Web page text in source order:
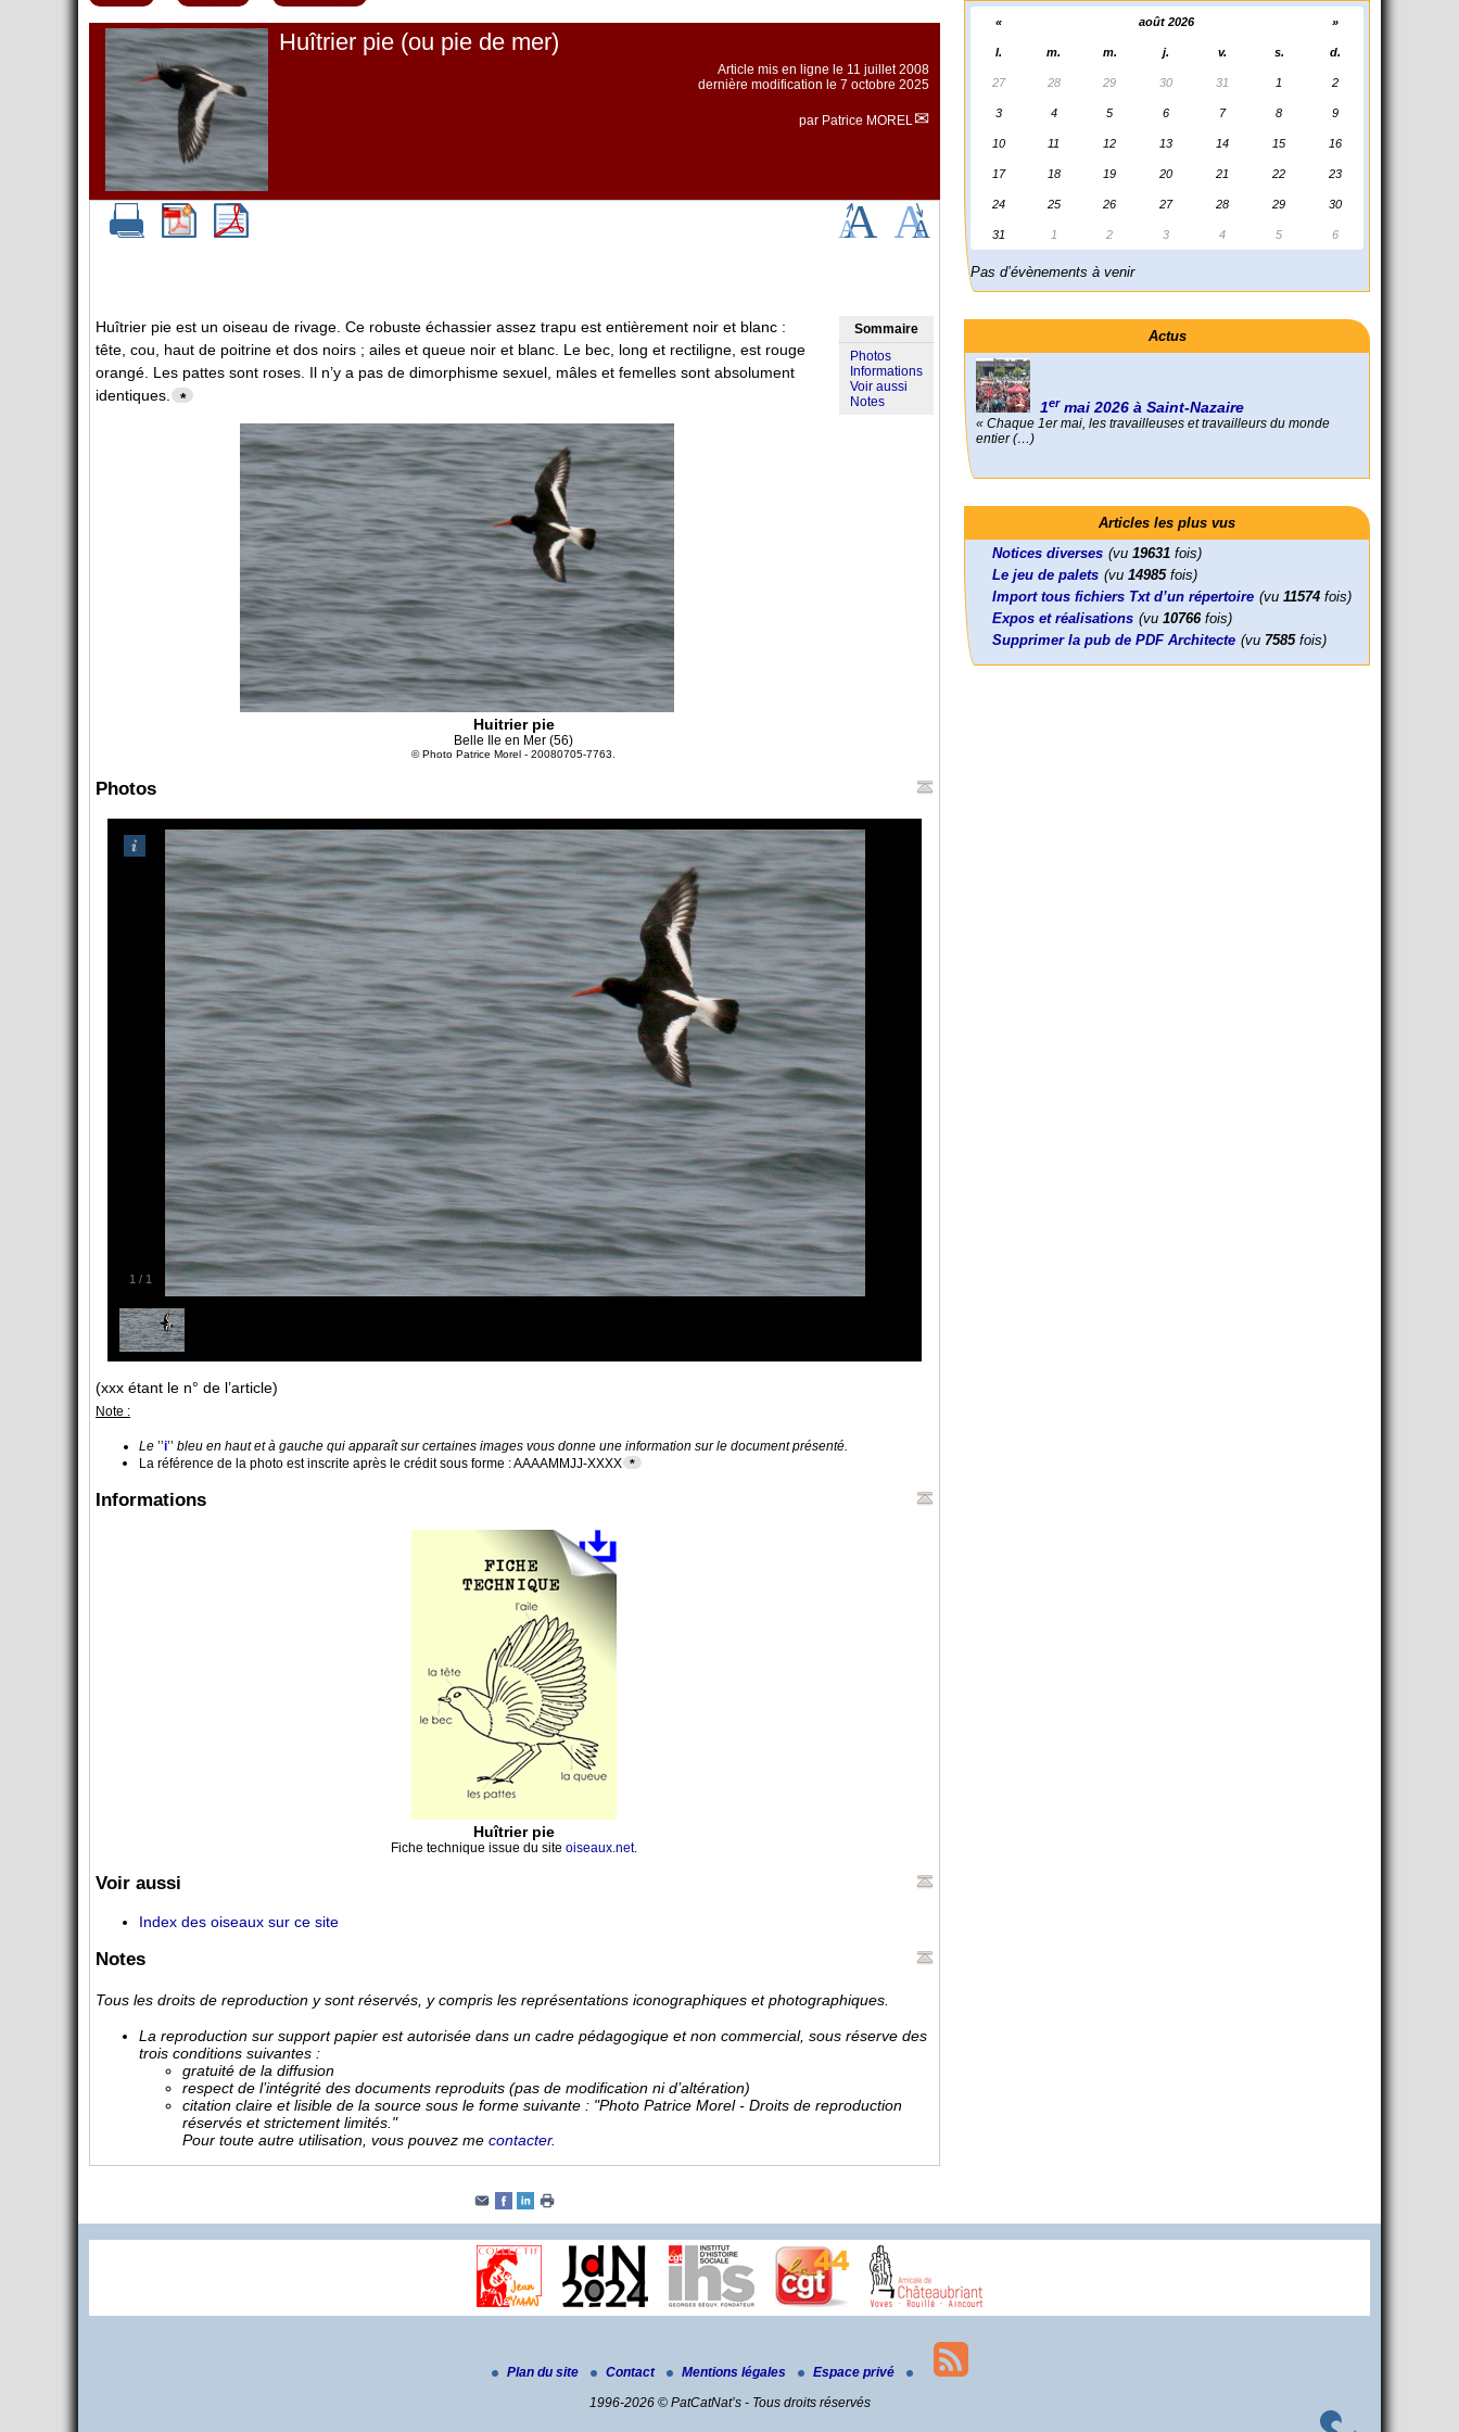
Huîtrier pie (ou pie de mer)
Article mis en ligne le 11 juillet 2008
dernière modification le 7 octobre 2025
par Patrice MOREL
Sommaire
Photos
Informations
Voir aussi
Notes
Huîtrier pie est un oiseau de rivage. Ce robuste échassier assez trapu est entièrement noir et blanc :
tête, cou, haut de poitrine et dos noirs ; ailes et queue noir et blanc. Le bec, long et rectiligne, est rouge
orangé. Les pattes sont roses. Il n’y a pas de dimorphisme sexuel, mâles et femelles sont absolument
identiques.
*
Huitrier pie
Belle Ile en Mer (56)
© Photo Patrice Morel - 20080705-7763.
Photos
1 / 1
(xxx étant le n° de l’article)
Note :
Le ’’i’’ bleu en haut et à gauche qui apparaît sur certaines images vous donne une information sur le document présenté.
La référence de la photo est inscrite après le crédit sous forme : AAAAMMJJ-XXXX *
Informations
Huîtrier pie
Fiche technique issue du site oiseaux.net.
Voir aussi
Index des oiseaux sur ce site
Notes
Tous les droits de reproduction y sont réservés, y compris les représentations iconographiques et photographiques.
La reproduction sur support papier est autorisée dans un cadre pédagogique et non commercial, sous réserve des
trois conditions suivantes :
gratuité de la diffusion
respect de l’intégrité des documents reproduits (pas de modification ni d’altération)
citation claire et lisible de la source sous le forme suivante : "Photo Patrice Morel - Droits de reproduction
réservés et strictement limités."
Pour toute autre utilisation, vous pouvez me contacter.
« août 2026 »
l. m. m. j. v. s. d.
27 28 29 30 31 1 2
3 4 5 6 7 8 9
10 11 12 13 14 15 16
17 18 19 20 21 22 23
24 25 26 27 28 29 30
31 1 2 3 4 5 6
Pas d’évènements à venir
Actus
er
« Chaque 1er mai, les travailleuses et travailleurs du monde
Foutez-nous la paix !
Aujourd’hui, mercredi 18 mars 2026, le président de la
République Emmanuel (…)
Leonard Peltier libre !
Leonard Peltier, un Amérindien condamné deux fois à la prison à
vie pour un (…)
En Pays-de-la-Loire le couperet est
« La présidente Horizons de la région Pays de la Loire veut faire
Mon CV... Cette perle indique une nouveauté, ou le dernier
Articles les plus vus
Notices diverses (vu 19631 fois)
Le jeu de palets (vu 14985fois)
Import tous fichiers Txt d’un répertoire (vu 11574 fois)
Expos et réalisations (vu 10766fois)
Supprimer la pub de PDF Architecte (vu 7585fois)
Plan du site Contact Mentions légales
Espace privé
1996-2026 © PatCatNat’s - Tous droits réservés